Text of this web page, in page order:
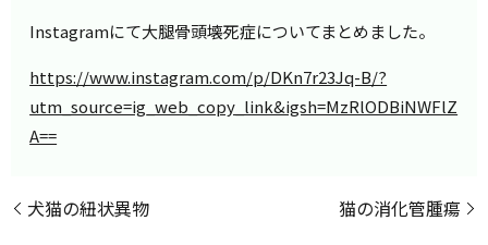
Instagramにて大腿骨頭壊死症についてまとめました。
https://www.instagram.com/p/DKn7r23Jq-B/?
utm_source=ig_web_copy_link&igsh=MzRlODBiNWFlZ
A==
犬猫の紐状異物 猫の消化管腫瘍